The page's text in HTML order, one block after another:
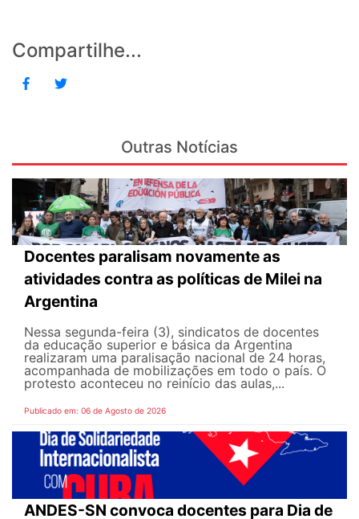
Compartilhe...
Outras Notícias
Docentes paralisam novamente as
atividades contra as políticas de Milei na
Argentina
Nessa segunda-feira (3), sindicatos de docentes
da educação superior e básica da Argentina
realizaram uma paralisação nacional de 24 horas,
acompanhada de mobilizações em todo o país. O
protesto aconteceu no reinício das aulas,...
Publicado em: 06 de Agosto de 2026
ANDES-SN convoca docentes para Dia de